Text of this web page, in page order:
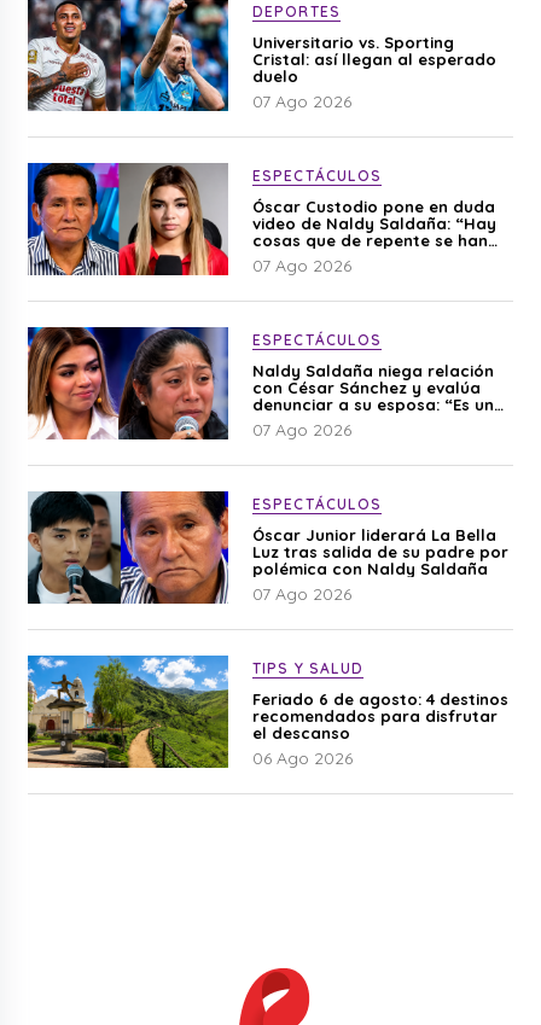
DEPORTES
Universitario vs. Sporting
Cristal: así llegan al esperado
duelo
07 Ago 2026
ESPECTÁCULOS
Óscar Custodio pone en duda
video de Naldy Saldaña: “Hay
cosas que de repente se han
editado”
07 Ago 2026
ESPECTÁCULOS
Naldy Saldaña niega relación
con César Sánchez y evalúa
denunciar a su esposa: “Es una
difamación”
07 Ago 2026
ESPECTÁCULOS
Óscar Junior liderará La Bella
Luz tras salida de su padre por
polémica con Naldy Saldaña
07 Ago 2026
TIPS Y SALUD
Feriado 6 de agosto: 4 destinos
recomendados para disfrutar
el descanso
06 Ago 2026